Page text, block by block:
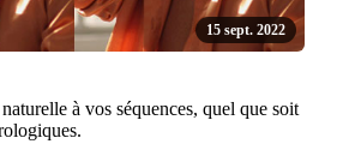
15 sept. 2022
à vos séquences, quel que soit